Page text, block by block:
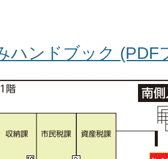
ハンドブック (PDF